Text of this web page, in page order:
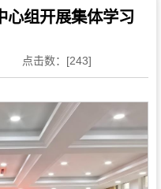
心组开展集体学习
点击数：[243]